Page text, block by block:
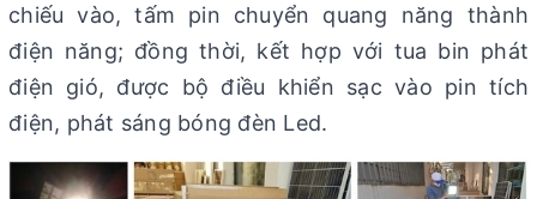
chiếu vào, tấm pin chuyển quang năng thành
điện năng; đồng thời, kết hợp với tua bin phát
điện gió, được bộ điều khiển sạc vào pin tích
điện, phát sáng bóng đèn Led.